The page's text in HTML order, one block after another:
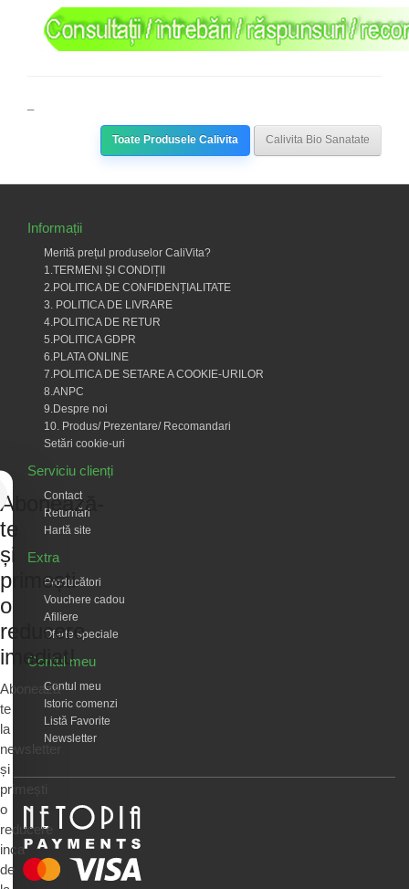
Toate Produsele Calivita Calivita Bio Sanatate
Informații
Merită prețul produselor CaliVita?
1.TERMENI ȘI CONDIȚII
2.POLITICA DE CONFIDENȚIALITATE
3. POLITICA DE LIVRARE
4.POLITICA DE RETUR
5.POLITICA GDPR
6.PLATA ONLINE
7.POLITICA DE SETARE A COOKIE-URILOR
8.ANPC
9.Despre noi
10. Produs/ Prezentare/ Recomandari
Setări cookie-uri
Serviciu clienți
Contact
Returnări
Hartă site
Extra
Producători
Vouchere cadou
Afiliere
Oferte speciale
Contul meu
Contul meu
Istoric comenzi
Listă Favorite
Newsletter
Abonează-
te
și
primești
o
reducere
imediat!
Abonează-
te
la
newsletter
și
primești
o
reducere
inca
de